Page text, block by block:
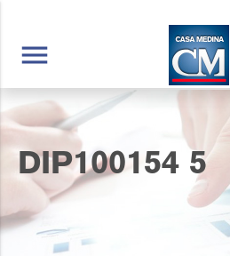
menu
DIP100154 5